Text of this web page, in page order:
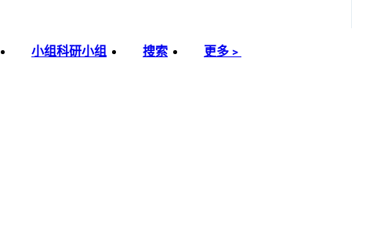
小组科研小组 搜索 更多﹥